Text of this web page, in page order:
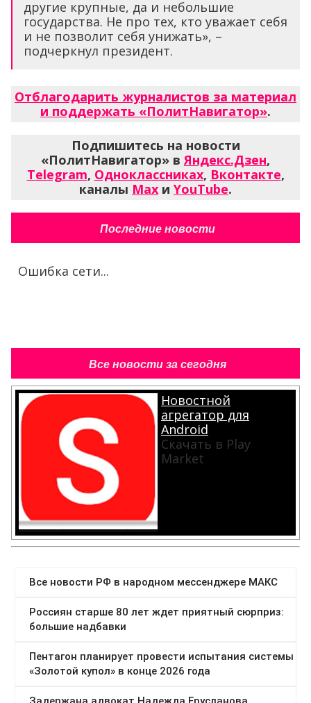
другие крупные, да и небольшие
государства. Не про тех, кто уважает себя
и не позволит себя унижать», –
подчеркнул президент.
Отблагодарить журналистов за материал
и поддержать «ПолитНавигатор».
Подпишитесь на новости
«ПолитНавигатор» вЯндекс.Дзен,
Telegram, Одноклассниках, Вконтакте,
каналы Max и YouTube.
Последние новости
Ошибка сети...
Все новости за сегодня
Новостной
агрегатор для
Android
Скачать в Play
Market